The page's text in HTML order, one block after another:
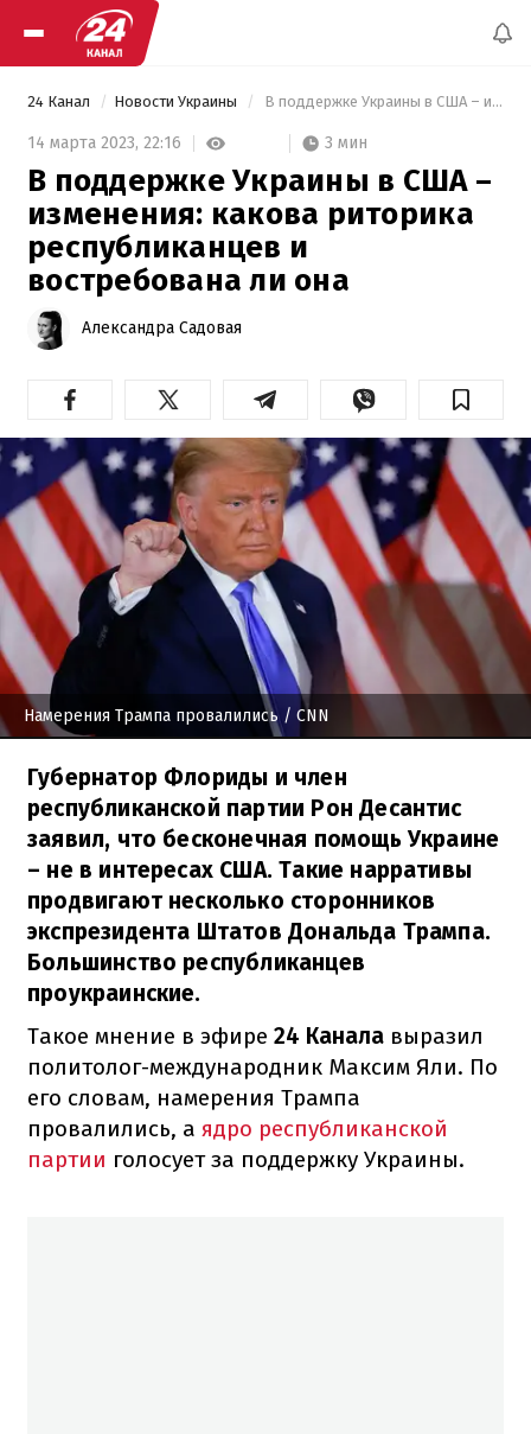
24 Канал Новости Украины В поддержке Украины в США – изменения: какова риторика республиканцев и востребована ли она
14 марта 2023, 22:16 3 мин
В поддержке Украины в США –
изменения: какова риторика
республиканцев и
востребована ли она
Александра Садовая
Намерения Трампа провалились / CNN
Губернатор Флориды и член
республиканской партии Рон Десантис
заявил, что бесконечная помощь Украине
– не в интересах США. Такие нарративы
продвигают несколько сторонников
экспрезидента Штатов Дональда Трампа.
Большинство республиканцев
проукраинские.
Такое мнение в эфире 24 Канала выразил
политолог-международник Максим Яли. По
его словам, намерения Трампа
провалились, а ядро республиканской
партии голосует за поддержку Украины.